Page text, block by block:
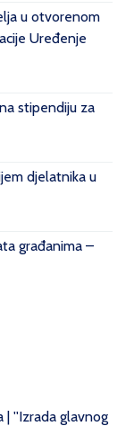
u otvorenom
Uređenje
stipendiju za
djelatnika u
građanima –
| ''Izrada glavnog